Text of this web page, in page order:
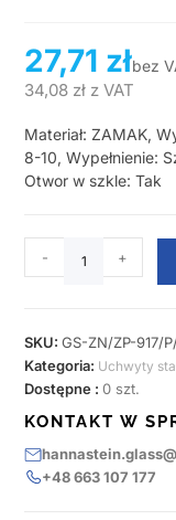
27,71 złbez
34,08 zł z VAT
Materiał: ZAMAK,
8-10, Wypełnienie:
Otwor w szkle: Tak
- +
SKU:GS-ZN/ZP-917/
Kategoria: Uchwyty
Dostępne :0 szt.
KONTAKT W
+48 663 107 177